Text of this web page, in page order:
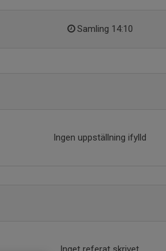
Samling 14:10
Ingen uppställning ifylld